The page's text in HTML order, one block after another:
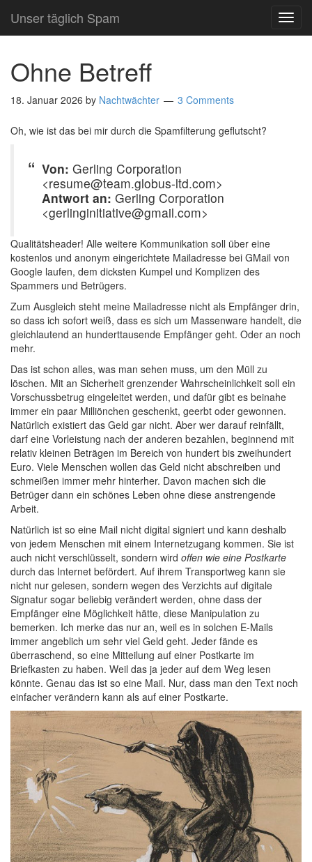
Unser täglich Spam
Ohne Betreff
18. Januar 2026 by Nachtwächter 3 Comments
Oh, wie ist das bei mir durch die Spamfilterung geflutscht?
Von: Gerling Corporation
<resume@team.globus-ltd.com>
Antwort an: Gerling Corporation
<gerlinginitiative@gmail.com>
Qualitätsheader! Alle weitere Kommunikation soll über eine
kostenlos und anonym eingerichtete Mailadresse bei GMail von
Google laufen, dem dicksten Kumpel und Komplizen des
Spammers und Betrügers.
Zum Ausgleich steht meine Mailadresse nicht als Empfänger drin,
so dass ich sofort weiß, dass es sich um Massenware handelt, die
gleichlautend an hunderttausende Empfänger geht. Oder an noch
mehr.
Das ist schon alles, was man sehen muss, um den Müll zu
löschen. Mit an Sicherheit grenzender Wahrscheinlichkeit soll ein
Vorschussbetrug eingeleitet werden, und dafür gibt es beinahe
immer ein paar Milliönchen geschenkt, geerbt oder gewonnen.
Natürlich existiert das Geld gar nicht. Aber wer darauf reinfällt,
darf eine Vorleistung nach der anderen bezahlen, beginnend mit
relativ kleinen Beträgen im Bereich von hundert bis zweihundert
Euro. Viele Menschen wollen das Geld nicht abschreiben und
schmeißen immer mehr hinterher. Davon machen sich die
Betrüger dann ein schönes Leben ohne diese anstrengende
Arbeit.
Natürlich ist so eine Mail nicht digital signiert und kann deshalb
von jedem Menschen mit einem Internetzugang kommen. Sie ist
auch nicht verschlüsselt, sondern wird offen wie eine Postkarte
durch das Internet befördert. Auf ihrem Transportweg kann sie
nicht nur gelesen, sondern wegen des Verzichts auf digitale
Signatur sogar beliebig verändert werden, ohne dass der
Empfänger eine Möglichkeit hätte, diese Manipulation zu
bemerken. Ich merke das nur an, weil es in solchen E-Mails
immer angeblich um sehr viel Geld geht. Jeder fände es
überraschend, so eine Mitteilung auf einer Postkarte im
Briefkasten zu haben. Weil das ja jeder auf dem Weg lesen
könnte. Genau das ist so eine Mail. Nur, dass man den Text noch
einfacher verändern kann als auf einer Postkarte.